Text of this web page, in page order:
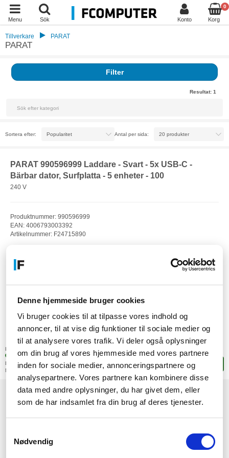
Denne hjemmeside bruger cookies
Vi bruger cookies til at tilpasse vores indhold og
annoncer, til at vise dig funktioner til sociale medier og
til at analysere vores trafik. Vi deler også oplysninger
om din brug af vores hjemmeside med vores partnere
inden for sociale medier, annonceringspartnere og
analysepartnere. Vores partnere kan kombinere disse
data med andre oplysninger, du har givet dem, eller
som de har indsamlet fra din brug af deres tjenester.
Nødvendig
Menu Sök Konto
0
Korg
Tillverkare PARAT
PARAT
Filter
Resultat: 1
Sortera efter: Antal per sida:
PARAT 990596999 Laddare - Svart - 5x USB-C -
Bärbar dator, Surfplatta - 5 enheter - 100
240 V
Produktnummer: 990596999
EAN: 4006793003392
Artikelnummer: F24715890
Lagerstatus:
1 stk. i fjärrlagring
Leveranstid: 4-9 arbetsdagar
Mer leveransinformation
2.008,-SEK
Lägg i korgen
1